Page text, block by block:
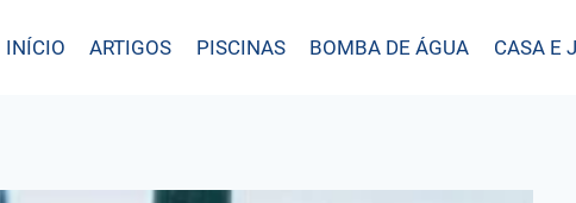
INÍCIO ARTIGOS PISCINAS BOMBA DE ÁGUA CASA E